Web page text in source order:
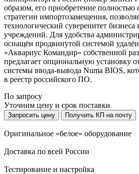
образом, его приобретение полностью
стратегии импортозамещения,
технологический суверенитет бизнеса
учреждений. Для удобства
оснащён продвинутой системой
«Аквариус Командир» собственной
предлагает опциональную установку
системы ввода-вывода Numa BIOS,
в реестр российского ПО.
По запросу
Уточним цену и срок поставки
Запросить цену Получить КП на почту
Оригинальное «белое» оборудование
Доставка по всей России
Тестирование и настройка